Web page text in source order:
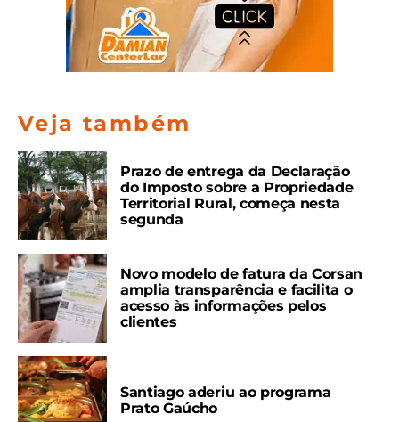
Veja também
Prazo de entrega da Declaração
do Imposto sobre a Propriedade
Territorial Rural, começa nesta
segunda
Novo modelo de fatura da Corsan
amplia transparência e facilita o
acesso às informações pelos
clientes
Santiago aderiu ao programa
Prato Gaúcho